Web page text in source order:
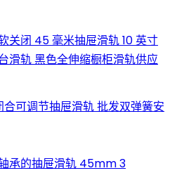
关闭 45 毫米抽屉滑轨 10 英寸
滑轨 黑色全伸缩橱柜滑轨供应
可调节抽屉滑轨 批发双弹簧安
承的抽屉滑轨 45mm 3